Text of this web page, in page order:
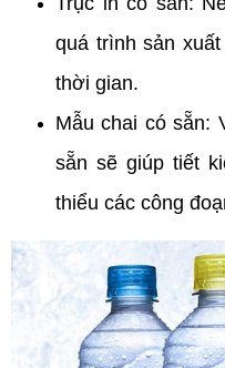
quá trình sản
thời gian.
Mẫu chai có sẵn:
sẵn sẽ giúp tiết
thiểu các công